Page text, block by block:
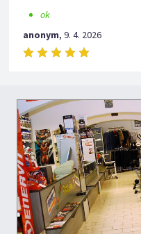
ok
anonym,9. 4. 2026